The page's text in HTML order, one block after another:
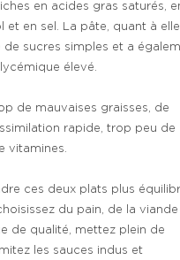
en acides gras saturés,
et en sel. La pâte, quant à
de sucres simples et a
élevé.
de mauvaises graisses, de
rapide, trop peu de
vitamines.
ces deux plats plus
du pain, de la
de qualité, mettez plein de
les sauces indus et